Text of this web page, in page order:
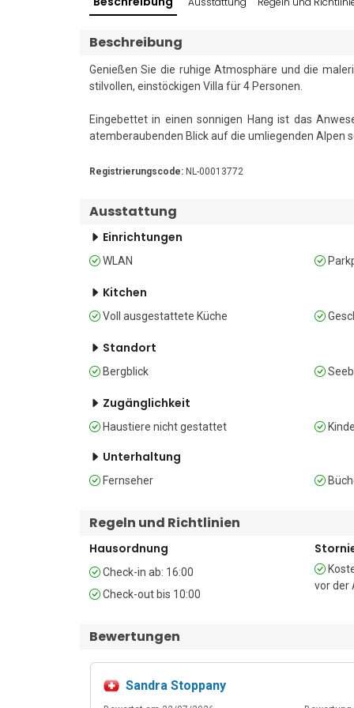
Beschreibung
Genießen Sie die ruhige Atmosphäre und die
stilvollen, einstöckigen Villa für 4 Personen.
Eingebettet in einen sonnigen Hang ist das
atemberaubenden Blick auf die umliegenden Alpen
Auf dem Land gelegen, 7 Autominuten bzw. 20
üppigem Grün umgeben und ideal für das
und ist zudem eingezäunt, was für zusätzliche
ausgewählten Vintage-Möbeln und Kunstwerken
erworben werden können.
Der offene Wohnbereich ist mit bequemen
Bereich geht nahtlos in den Essbereich und
Kaffeemaschine, einem Induktionskochfeld, einem
Schlafzimmer 1: Das erste Schlafzimmer ist mit
Badezimmer
Badezimmer 1: Das Badezimmer ist mit einer
Sonstiges
• Seeblick • Bergblick • Privater, umzäunter Garten •
freundlicher Arbeitsbereich •  Spielkonsole
Waschmöglichkeiten • Auto erforderlich • Privater
Registrierungscode:NL-00013772
Ausstattung
Einrichtungen
WLAN
Kitchen
Voll ausgestattete Küche
Standort
Bergblick
Zugänglichkeit
Haustiere nicht gestattet
Unterhaltung
Fernseher
Regeln und Richtlinien
Hausordnung
Check-in ab: 16:00
Check-out bis 10:00
vor der
Bewertungen
Sandra Stoppany